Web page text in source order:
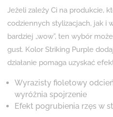
Jeżeli zależy Ci na produkcie,
codziennych stylizacjach, jak i
bardziej „wow”, ten wybór
gust. Kolor Striking Purple
działanie pomaga uzyskać
Wyrazisty fioletowy
wyróżnia spojrzenie
Efekt pogrubienia rzęs w